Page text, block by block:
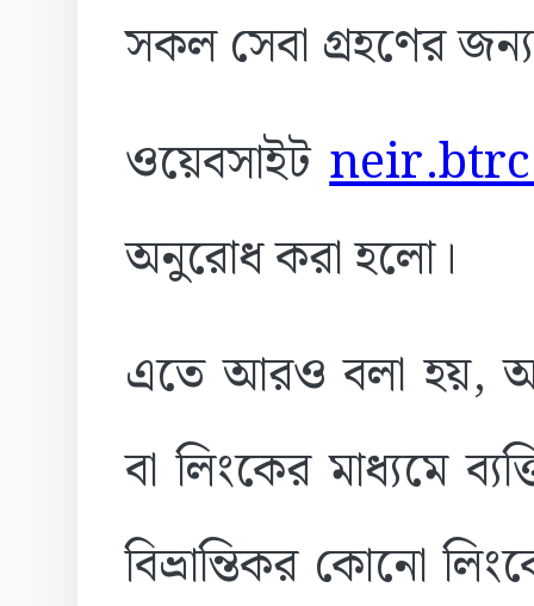
সকল সেবা গ্রহণের
ওয়েবসাইট
অনুরোধ করা হলো।
এতে আরও বলা হয়,
বা লিংকের মাধ্যমে
বিভ্রান্তিকর কোনো